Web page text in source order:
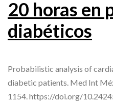
20 horas en
diabéticos
Probabilistic analysis of
diabetic patients. Med Int
1154. https://doi.org/